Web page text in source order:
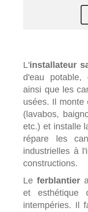
L'installateur
d'eau
ainsi que les
usées. Il monte
(lavabos,
etc.) et installe
répare les
industrielles à
constructions.
Le ferblantier
et esthétique
intempéries. Il